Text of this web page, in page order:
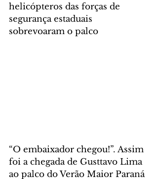
helicópteros das forças de
segurança estaduais
sobrevoaram o palco
“O embaixador chegou!”. Assim
foi a chegada de Gusttavo Lima
ao palco do Verão Maior Paraná